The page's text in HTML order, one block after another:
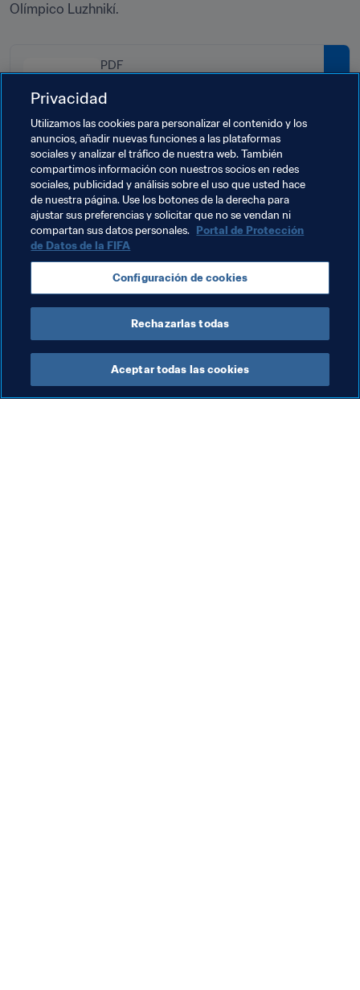
Olímpico Luzhnikí.
PDF
Procedimiento del sorteo de la
Copa Mundial de Beach Soccer de
la FIFA Rusia 2021
Temas relacionados
Copa Mundial de Beach Soccer de la FIFA Rusia
2021™
Russia UEFA Portugal
Privacidad
Utilizamos las cookies para personalizar el contenido y los
anuncios, añadir nuevas funciones a las plataformas
sociales y analizar el tráfico de nuestra web. También
compartimos información con nuestros socios en redes
sociales, publicidad y análisis sobre el uso que usted hace
de nuestra página. Use los botones de la derecha para
ajustar sus preferencias y solicitar que no se vendan ni
compartan sus datos personales. Portal de Protección
de Datos de la FIFA
Configuración de cookies
Rechazarlas todas
Aceptar todas las cookies